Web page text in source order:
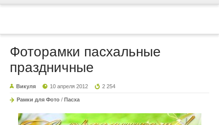
Фоторамки пасхальные
праздничные
Викуля 10 апреля 2012 2 254
Рамки для Фото / Пасха